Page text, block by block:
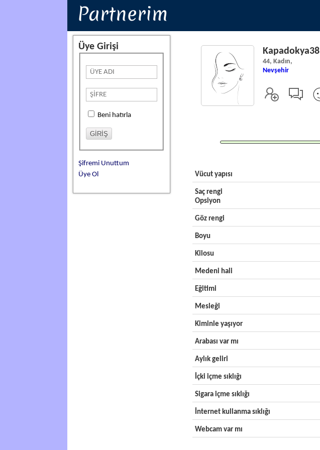
Partnerim
Üye Girişi
Beni hatırla
Şifremi Unuttum
Üye Ol
Kapadokya38
44, Kadın,
Nevşehir
Vücut yapısı
Saç rengi
Opsiyon
Göz rengi
Boyu
Kilosu
Medeni hali
Eğitimi
Mesleği
Kiminle yaşıyor
Arabası var mı
Aylık geliri
İçki içme sıklığı
Sigara içme sıklığı
İnternet kullanma sıklığı
Webcam var mı